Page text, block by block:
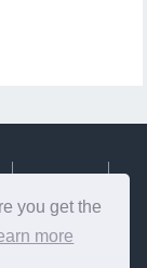
you get the
more